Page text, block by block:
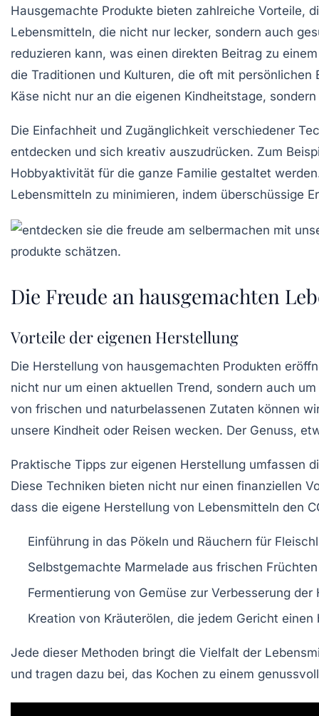
Hausgemachte Produkte bieten zahlreiche Vorteile,
Lebensmitteln, die nicht nur lecker, sondern auch
reduzieren kann, was einen direkten Beitrag zu
die Traditionen und Kulturen, die oft mit persönlichen
Käse nicht nur an die eigenen Kindheitstage,
Die Einfachheit und Zugänglichkeit verschiedener
entdecken und sich kreativ auszudrücken. Zum
Hobbyaktivität für die ganze Familie gestaltet
Lebensmitteln zu minimieren, indem überschüssige
Die Freude an hausgemachten
Vorteile der eigenen Herstellung
Die Herstellung von hausgemachten Produkten
nicht nur um einen aktuellen Trend, sondern auch
von frischen und naturbelassenen Zutaten können
unsere Kindheit oder Reisen wecken. Der Genuss,
Praktische Tipps zur eigenen Herstellung umfassen
Diese Techniken bieten nicht nur einen finanziellen
dass die eigene Herstellung von Lebensmitteln den
Einführung in das Pökeln und Räuchern für
Selbstgemachte Marmelade aus frischen
Fermentierung von Gemüse zur Verbesserung
Kreation von Kräuterölen, die jedem Gericht
Jede dieser Methoden bringt die Vielfalt der
und tragen dazu bei, das Kochen zu einem